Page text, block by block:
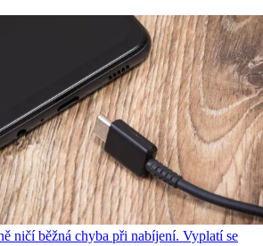
ničí běžná chyba při nabíjení. Vyplatí se